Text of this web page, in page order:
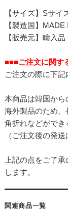
【サイズ】Sサ
【製造国】
【販売元】輸入品
■■■ご注文に関す
ご注文の際に下
本商品は韓国から
海外製品のため
角折れなどができ
（ご注文後の発
上記の点をご了
します。
関連商品一覧